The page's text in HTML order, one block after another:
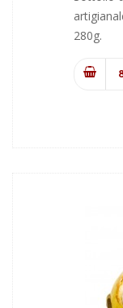
280g.